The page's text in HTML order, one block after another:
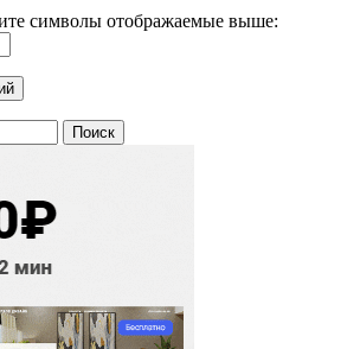
символы отображаемые выше: